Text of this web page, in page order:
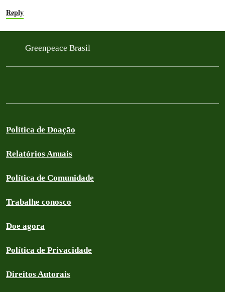
Reply
Greenpeace Brasil
Política de Doação
Relatórios Anuais
Política de Comunidade
Trabalhe conosco
Doe agora
Política de Privacidade
Direitos Autorais